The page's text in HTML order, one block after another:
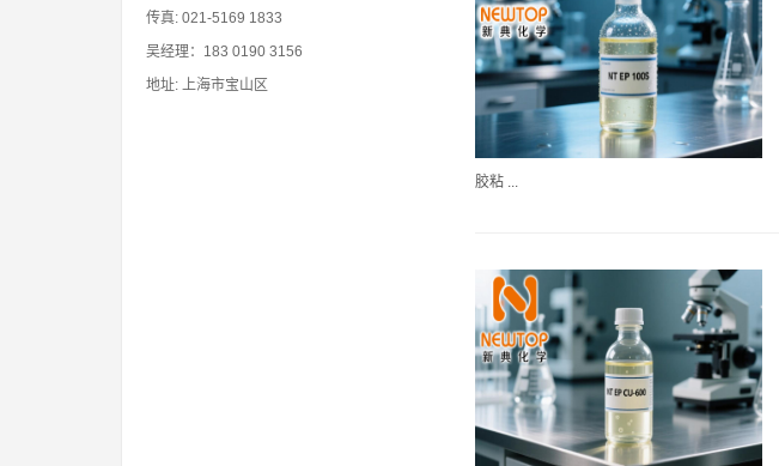
胶粘 ...
传真: 021-5169 1833
吴经理：183 0190 3156
地址: 上海市宝山区